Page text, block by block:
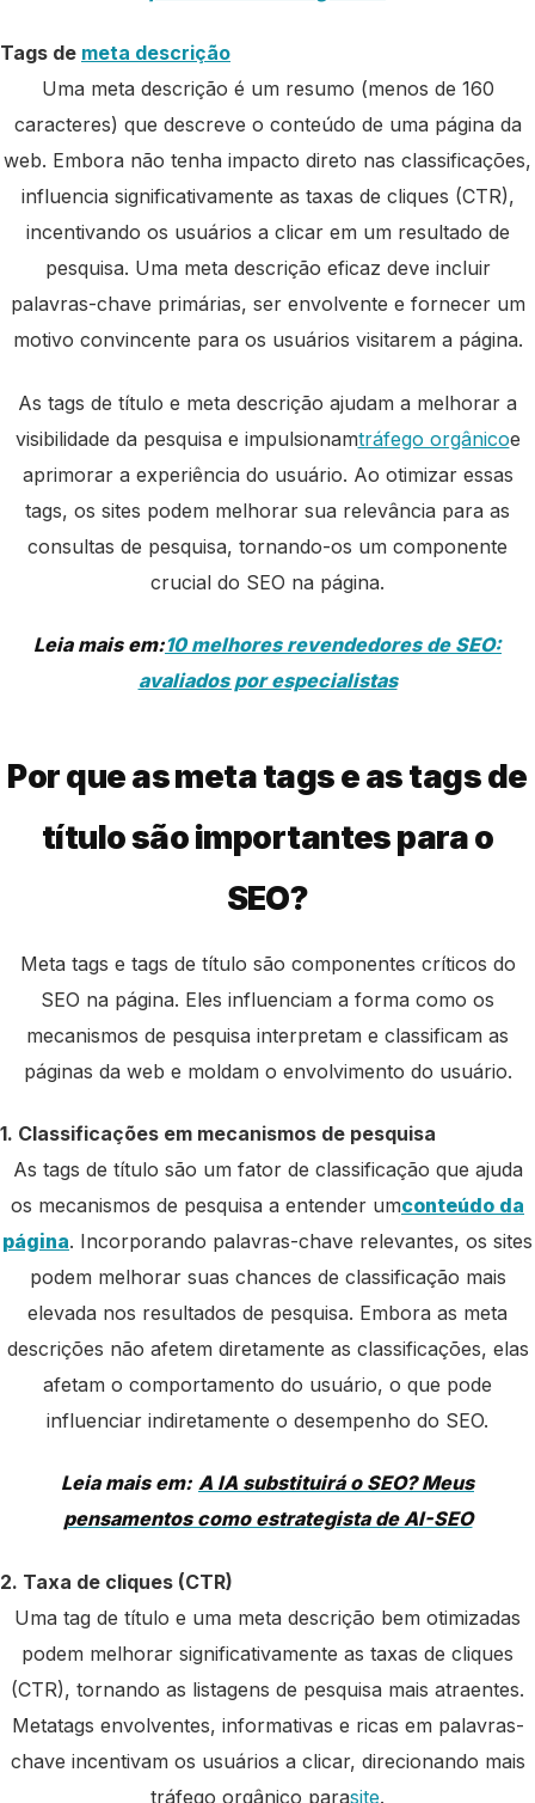
Tags de meta descrição
Uma meta descrição é um resumo (menos de 160
caracteres) que descreve o conteúdo de uma página da
web. Embora não tenha impacto direto nas classificações,
influencia significativamente as taxas de cliques (CTR),
incentivando os usuários a clicar em um resultado de
pesquisa. Uma meta descrição eficaz deve incluir
palavras-chave primárias, ser envolvente e fornecer um
motivo convincente para os usuários visitarem a página.
As tags de título e meta descrição ajudam a melhorar a
visibilidade da pesquisa e impulsionamtráfego orgânicoe
aprimorar a experiência do usuário. Ao otimizar essas
tags, os sites podem melhorar sua relevância para as
consultas de pesquisa, tornando-os um componente
crucial do SEO na página.
Leia mais em:10 melhores revendedores de SEO:
avaliados por especialistas
Por que as meta tags e as tags de
título são importantes para o
SEO?
Meta tags e tags de título são componentes críticos do
SEO na página. Eles influenciam a forma como os
mecanismos de pesquisa interpretam e classificam as
páginas da web e moldam o envolvimento do usuário.
1. Classificações em mecanismos de pesquisa
As tags de título são um fator de classificação que ajuda
os mecanismos de pesquisa a entender umconteúdo da
página. Incorporando palavras-chave relevantes, os sites
podem melhorar suas chances de classificação mais
elevada nos resultados de pesquisa. Embora as meta
descrições não afetem diretamente as classificações, elas
afetam o comportamento do usuário, o que pode
influenciar indiretamente o desempenho do SEO.
Leia mais em: A IA substituirá o SEO? Meus
pensamentos como estrategista de AI-SEO
2. Taxa de cliques (CTR)
Uma tag de título e uma meta descrição bem otimizadas
podem melhorar significativamente as taxas de cliques
(CTR), tornando as listagens de pesquisa mais atraentes.
Metatags envolventes, informativas e ricas em palavras-
chave incentivam os usuários a clicar, direcionando mais
tráfego orgânico parasite.